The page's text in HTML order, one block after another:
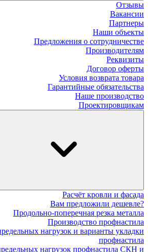
Отзывы
Вакансии
Партнеры
Наши объекты
Предложения о сотрудничестве
Производителям
Реквизиты
Договор оферты
Условия возврата товара
Гарантийные обязательства
Наше производство
Проектировщикам
Расчёт кровли и фасада
Вам предложили дешевле?
Продольно-поперечная резка металла
Производство профнастила
нагрузок и варианты укладки
профнастила
нагрузок профнастила СКН и